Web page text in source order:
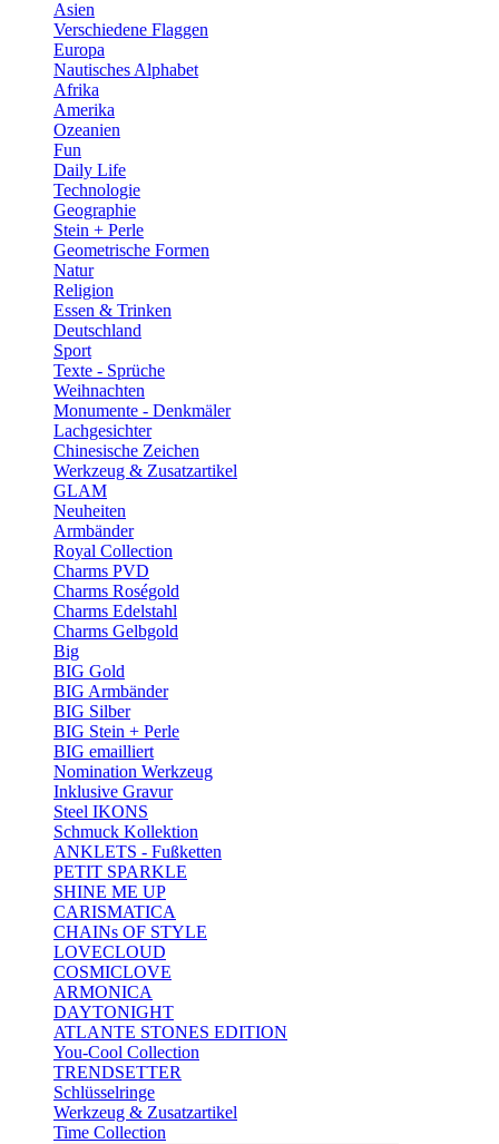
Asien
Verschiedene Flaggen
Europa
Nautisches Alphabet
Afrika
Amerika
Ozeanien
Fun
Daily Life
Technologie
Geographie
Stein + Perle
Geometrische Formen
Natur
Religion
Essen & Trinken
Deutschland
Sport
Texte - Sprüche
Weihnachten
Monumente - Denkmäler
Lachgesichter
Chinesische Zeichen
Werkzeug & Zusatzartikel
GLAM
Neuheiten
Armbänder
Royal Collection
Charms PVD
Charms Roségold
Charms Edelstahl
Charms Gelbgold
Big
BIG Gold
BIG Armbänder
BIG Silber
BIG Stein + Perle
BIG emailliert
Nomination Werkzeug
Inklusive Gravur
Steel IKONS
Schmuck Kollektion
ANKLETS - Fußketten
PETIT SPARKLE
SHINE ME UP
CARISMATICA
CHAINs OF STYLE
LOVECLOUD
COSMICLOVE
ARMONICA
DAYTONIGHT
ATLANTE STONES EDITION
You-Cool Collection
TRENDSETTER
Schlüsselringe
Werkzeug & Zusatzartikel
Time Collection